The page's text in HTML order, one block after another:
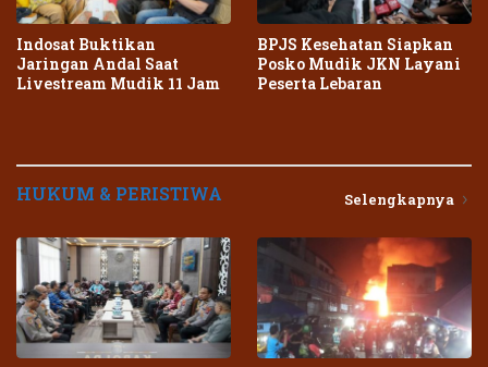
Indosat Buktikan
Jaringan Andal Saat
Livestream Mudik 11 Jam
BPJS Kesehatan Siapkan
Posko Mudik JKN Layani
Peserta Lebaran
HUKUM & PERISTIWA Selengkapnya